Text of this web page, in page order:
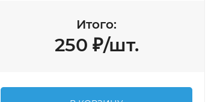
Итого:
250 ₽/шт.